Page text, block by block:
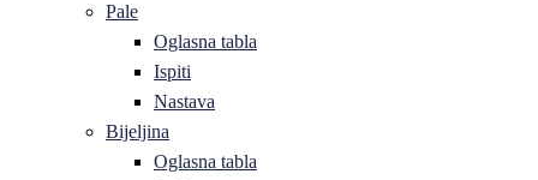
Pale
Oglasna tabla
Ispiti
Nastava
Bijeljina
Oglasna tabla